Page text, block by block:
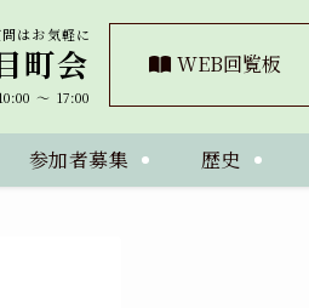
はお気軽に
町会
～17:00
WEB回覧板
参加者募集 歴史